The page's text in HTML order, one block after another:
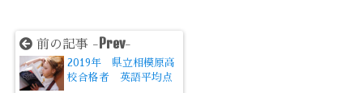
前の記事 - Prev-
2019年 県立相模原高
校合格者 英語平均点